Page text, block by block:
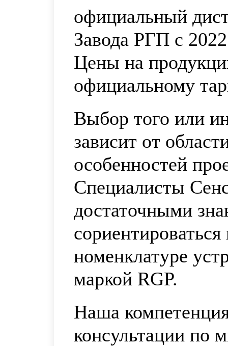
официальный
Завода РГП с
Цены на
официальному
Выбор того или
зависит от
особенностей
Специалисты
достаточными
номенклатуре
маркой RGP.
Наша
консультации по